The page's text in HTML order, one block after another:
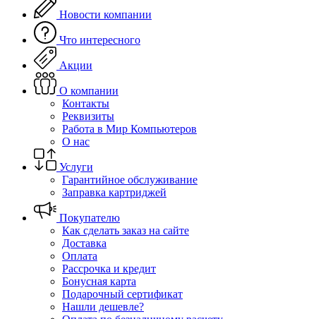
Новости компании
Что интересного
Акции
О компании
Контакты
Реквизиты
Работа в Мир Компьютеров
О нас
Услуги
Гарантийное обслуживание
Заправка картриджей
Покупателю
Как сделать заказ на сайте
Доставка
Оплата
Рассрочка и кредит
Бонусная карта
Подарочный сертификат
Нашли дешевле?